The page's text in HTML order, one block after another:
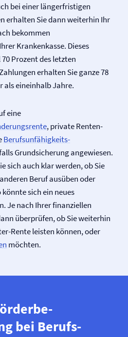
bei einer längerfristigen
erhalten Sie dann weiterhin Ihr
bekommen
Krankenkasse. Dieses
Prozent des letzten
erhalten Sie ganze 78
als eineinhalb Jahre.
eine
, private Renten­
Berufs­unfähigkeits­
Grundsicherung angewiesen.
sich auch klar werden, ob Sie
Beruf ausüben oder
sich ein neues
Je nach Ihrer finanziellen
überprüfen, ob Sie weiterhin
Rente leisten können, oder
möchten.
bei Berufs­